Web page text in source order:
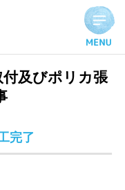
り替え工事 | 施工完
及びポリカ張
完了